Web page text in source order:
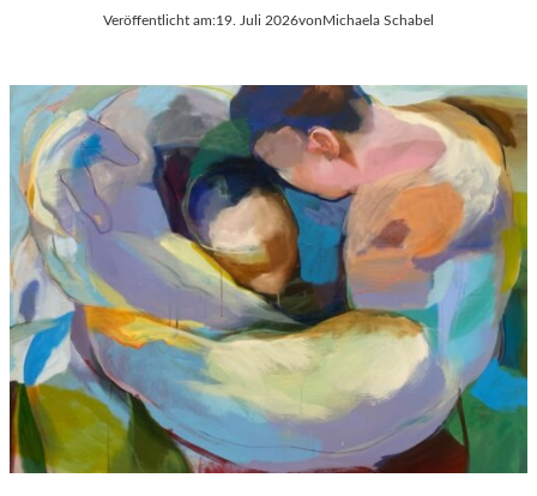
Veröffentlicht am:19. Juli 2026von Michaela Schabel